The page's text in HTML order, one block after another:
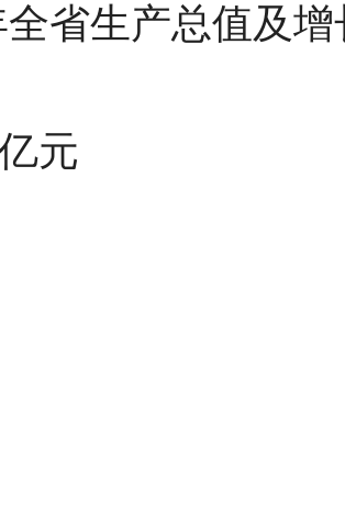
省生产总值及增
元